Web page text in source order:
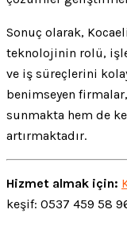
Sonuç olarak,
teknolojinin rolü,
ve iş süreçlerini
benimseyen
sunmakta hem de
artırmaktadır.
Hizmet almak için:
keşif: 0537 459 58